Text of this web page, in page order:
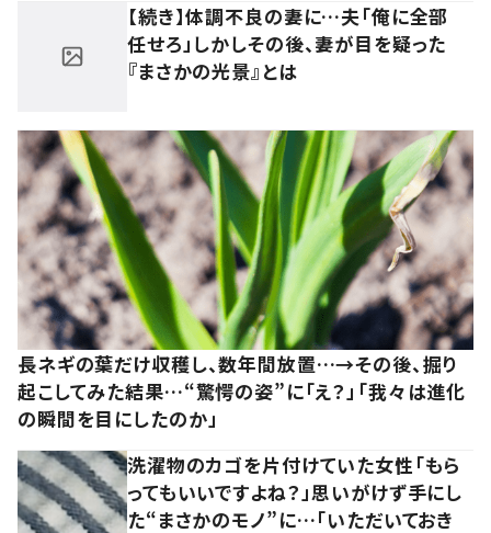
【続き】体調不良の妻に…夫「俺に全部
任せろ」しかしその後、妻が目を疑った
『まさかの光景』とは
長ネギの葉だけ収穫し、数年間放置…→その後、掘り
起こしてみた結果…“驚愕の姿”に「え？」「我々は進化
の瞬間を目にしたのか」
洗濯物のカゴを片付けていた女性「もら
ってもいいですよね？」思いがけず手にし
た“まさかのモノ”に…「いただいておき